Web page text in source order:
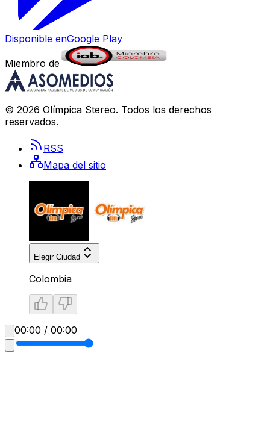
Disponible enGoogle Play
Miembro de
© 2026 Olímpica Stereo. Todos los derechos
reservados.
RSS
Mapa del sitio
Elegir Ciudad
Colombia
00:00 / 00:00